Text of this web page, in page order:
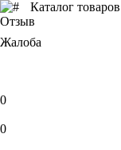
Каталог товаров
Отзыв
Жалоба
0
0